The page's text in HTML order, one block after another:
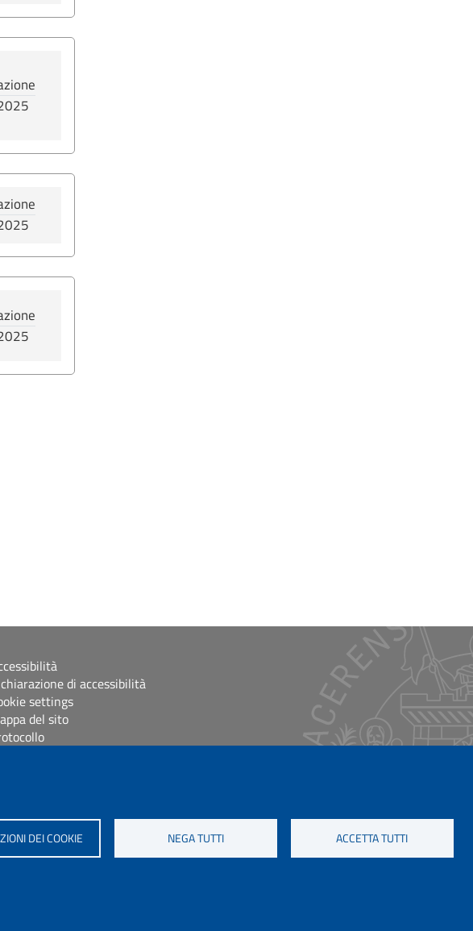
DEI COOKIE NEGA TUTTI ACCETTA TUTTI
di accessibilità
settings
del sito